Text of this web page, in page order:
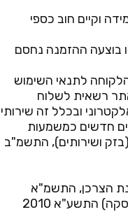
וקיים חוב כספי
בוצעה ההזמנה נחסם
לתנאי השימוש
רשאית לשלוח
ובכלל זה שירותי
חדשים כמשמעות
(בזק ושירותים), התשמ"ב
הצרכן, התשמ"א